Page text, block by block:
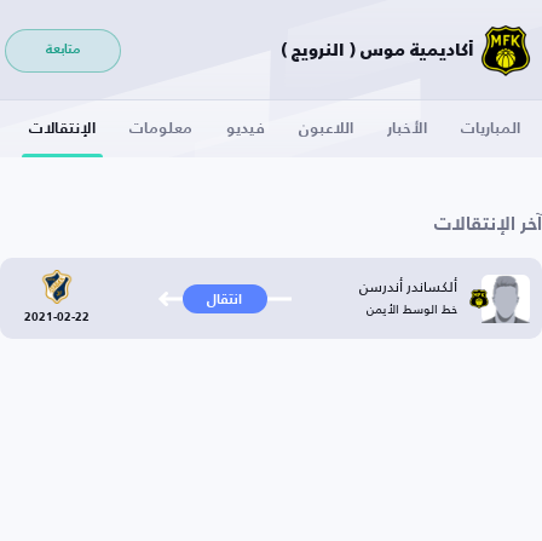
أكاديمية موس ( النرويج ) متابعة
المباريات الأخبار اللاعبون فيديو معلومات الإنتقالات
آخر الإنتقالات
ألكساندر أندرسن
خط الوسط الأيمن انتقال
2021-02-22